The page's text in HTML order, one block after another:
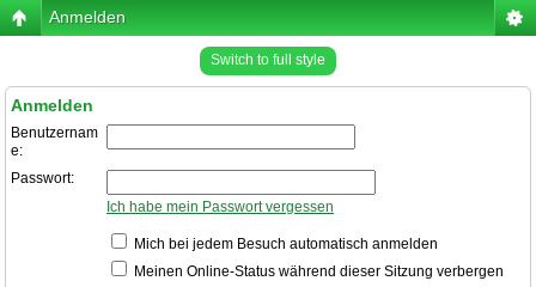
Anmelden
Switch to full style
Anmelden
Benutzernam
e:
Passwort:
Ich habe mein Passwort vergessen
Mich bei jedem Besuch automatisch anmelden
Meinen Online-Status während dieser Sitzung verbergen